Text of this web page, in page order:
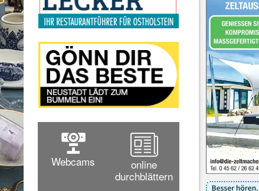
Webcams
online
durchblättern